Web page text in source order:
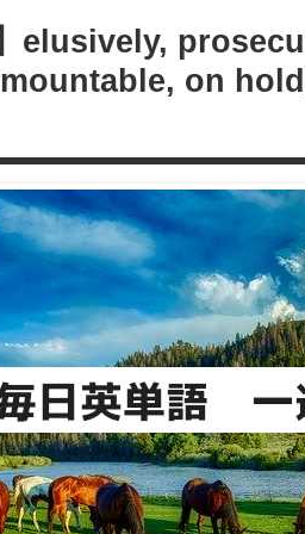
】elusively,
on